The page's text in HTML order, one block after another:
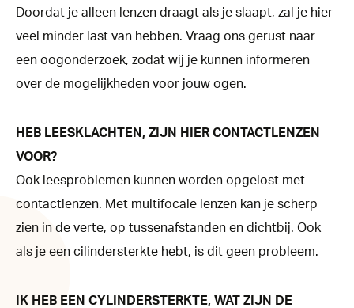
Doordat je alleen lenzen draagt als je slaapt, zal je hier
veel minder last van hebben. Vraag ons gerust naar
een oogonderzoek, zodat wij je kunnen informeren
over de mogelijkheden voor jouw ogen.
HEB LEESKLACHTEN, ZIJN HIER CONTACTLENZEN
VOOR?
Ook leesproblemen kunnen worden opgelost met
contactlenzen. Met multifocale lenzen kan je scherp
zien in de verte, op tussenafstanden en dichtbij. Ook
als je een cilindersterkte hebt, is dit geen probleem.
IK HEB EEN CYLINDERSTERKTE, WAT ZIJN DE